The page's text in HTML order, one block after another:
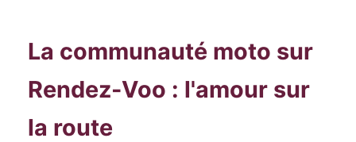
La communauté moto sur
Rendez-Voo : l'amour sur
la route